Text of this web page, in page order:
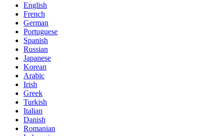
English
French
German
Portuguese
Spanish
Russian
Japanese
Korean
Arabic
Irish
Greek
Turkish
Italian
Danish
Romanian